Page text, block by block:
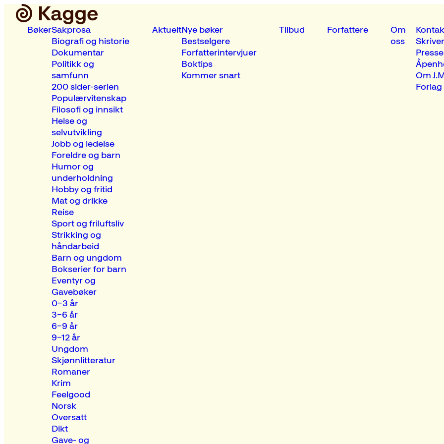
BøkerSakprosa
Biografi og historie
Dokumentar
Politikk og
samfunn
200 sider-serien
Populærvitenskap
Filosofi og innsikt
Helse og
selvutvikling
Jobb og ledelse
Foreldre og barn
Humor og
underholdning
Hobby og fritid
Mat og drikke
Reise
Sport og friluftsliv
Strikking og
håndarbeid
Barn og ungdom
Bokserier for barn
Eventyr og
Gavebøker
0–3 år
3–6 år
6–9 år
9–12 år
Ungdom
Skjønnlitteratur
Romaner
Krim
Feelgood
Norsk
Oversatt
Dikt
Gave- og
AktueltNye bøker
Bestselgere
Forfatterintervjuer
Boktips
Kommer snart
Tilbud Forfattere
Om
oss
Presse
Om
Forlag